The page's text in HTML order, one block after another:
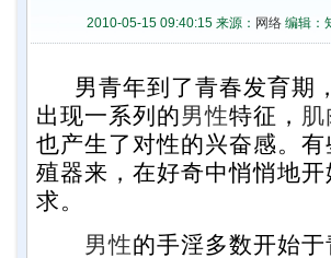
2010-05-15 09:40:15 来源： 网络 编辑：
男青年到了青春发育期
出现一系列的男性特征， 肌
也产生了对性的兴奋感。
殖器来，在好奇中悄悄地
求。
男性的手淫多数开始